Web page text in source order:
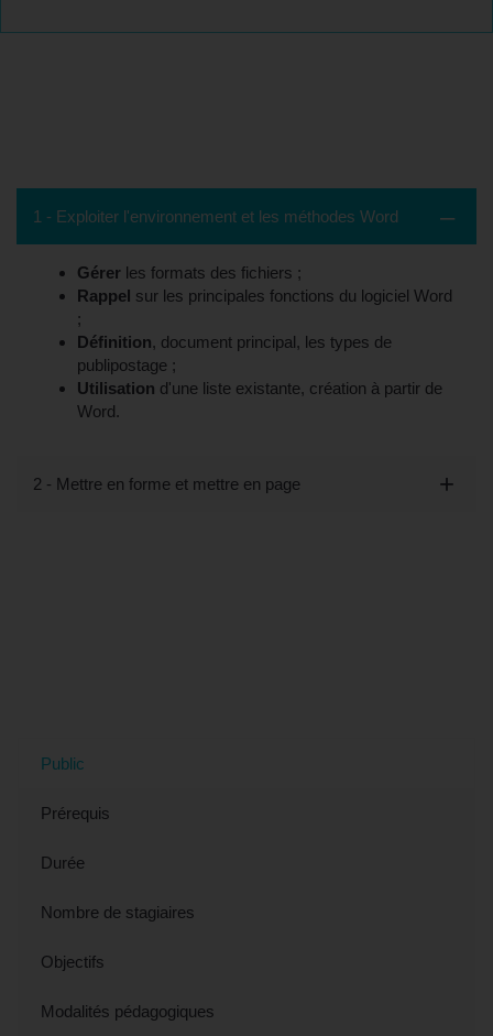
1 - Exploiter l'environnement et les méthodes Word
Gérer les formats des fichiers ;
Rappel sur les principales fonctions du logiciel Word
;
Définition, document principal, les types de
publipostage ;
Utilisation d'une liste existante, création à partir de
Word.
2 - Mettre en forme et mettre en page
Public
Prérequis
Durée
Nombre de stagiaires
Objectifs
Modalités pédagogiques